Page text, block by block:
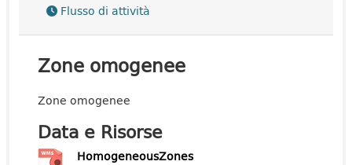
Flusso di attività
Zone omogenee
Zone omogenee
Data e Risorse
HomogeneousZones